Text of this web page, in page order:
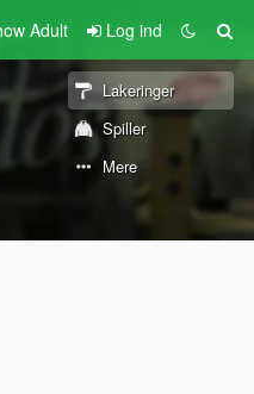
Adult Log ind
Lakeringer
Spiller
Mere